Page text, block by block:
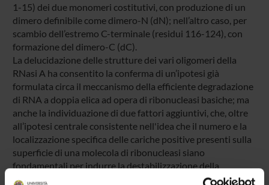
1-15) dei due monomeri costitutivi, con produzione di un
dimero definibile come dimero-N (dN); nell’altro caso, per
scambio dell’estremo C-terminale (residui 116-124), con
formazione del dimero-C (dC).
La delucidazione delle strutture dei vari oligomeri della
RNasi A ha consentito la conferma di un’ipotesi già
formulata circa il meccanismo della efficiente degradazione
di RNA a doppia elica ad opera di ribonucleasi basiche; ma
anche la individuazione di due fattori aggiuntivi, che, oltre
all’ipotesi centrale consistente nell'idea che il numero e la
localizzazione specifica delle cariche positive presenti sulla
superficie di una molecola di ribonucleasi siano
fondamentali per indurre la destabilizzazione della
struttura secondaria dell’RNA, possono giustificare l’azione